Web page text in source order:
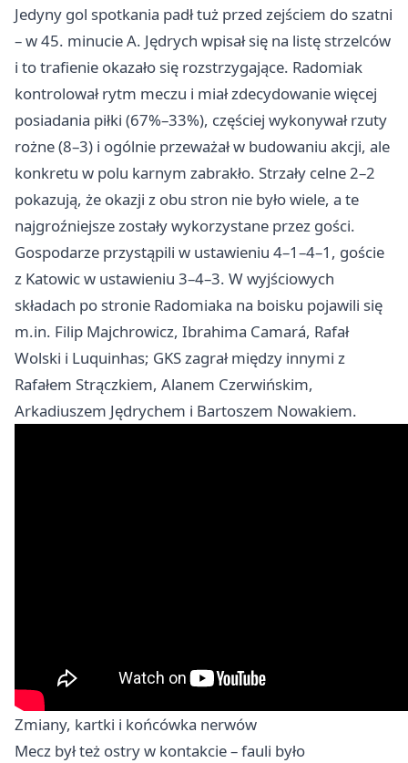
Jedyny gol spotkania padł tuż przed zejściem do szatni
– w 45. minucie A. Jędrych wpisał się na listę strzelców
i to trafienie okazało się rozstrzygające. Radomiak
kontrolował rytm meczu i miał zdecydowanie więcej
posiadania piłki (67%–33%), częściej wykonywał rzuty
rożne (8–3) i ogólnie przeważał w budowaniu akcji, ale
konkretu w polu karnym zabrakło. Strzały celne 2–2
pokazują, że okazji z obu stron nie było wiele, a te
najgroźniejsze zostały wykorzystane przez gości.
Gospodarze przystąpili w ustawieniu 4–1–4–1, goście
z Katowic w ustawieniu 3–4–3. W wyjściowych
składach po stronie Radomiaka na boisku pojawili się
m.in. Filip Majchrowicz, Ibrahima Camará, Rafał
Wolski i Luquinhas; GKS zagrał między innymi z
Rafałem Strączkiem, Alanem Czerwińskim,
Arkadiuszem Jędrychem i Bartoszem Nowakiem.
Zmiany, kartki i końcówka nerwów
Mecz był też ostry w kontakcie – fauli było